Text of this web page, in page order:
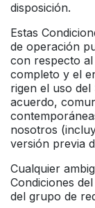
disposición.
Estas
de operación
con respecto
completo y el
rigen el uso
acuerdo,
nosotros
versión previa
Cualquier
Condiciones
del grupo de